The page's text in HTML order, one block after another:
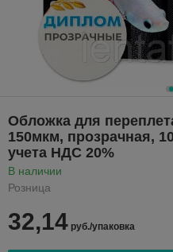
Обложка для
150мкм, прозрачная,
учета НДС 20%
В наличии
Розница
32,14 руб./упаковка